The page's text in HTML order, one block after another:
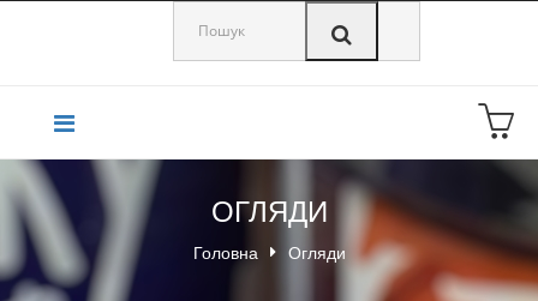
ОГЛЯДИ
Головна Огляди